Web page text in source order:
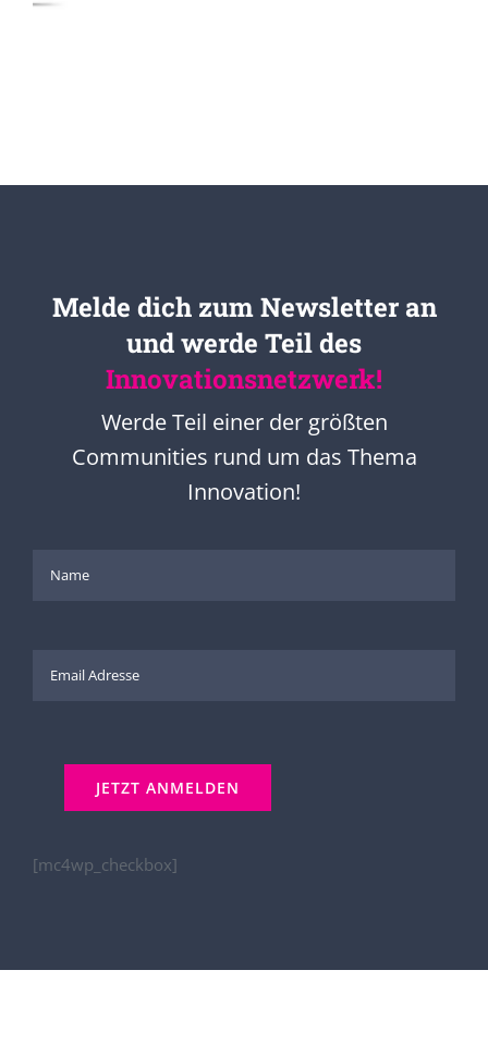
Melde dich zum Newsletter an
und werde Teil des
Innovationsnetzwerk!
Werde Teil einer der größten
Communities rund um das Thema
Innovation!
[mc4wp_checkbox]